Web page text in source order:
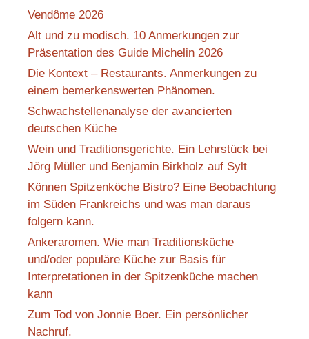
Vendôme 2026
Alt und zu modisch. 10 Anmerkungen zur
Präsentation des Guide Michelin 2026
Die Kontext – Restaurants. Anmerkungen zu
einem bemerkenswerten Phänomen.
Schwachstellenanalyse der avancierten
deutschen Küche
Wein und Traditionsgerichte. Ein Lehrstück bei
Jörg Müller und Benjamin Birkholz auf Sylt
Können Spitzenköche Bistro? Eine Beobachtung
im Süden Frankreichs und was man daraus
folgern kann.
Ankeraromen. Wie man Traditionsküche
und/oder populäre Küche zur Basis für
Interpretationen in der Spitzenküche machen
kann
Zum Tod von Jonnie Boer. Ein persönlicher
Nachruf.